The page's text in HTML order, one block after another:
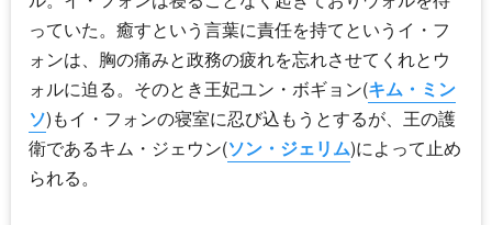
っていた。癒すという言葉に責任を持てというイ・フ
ォンは、胸の痛みと政務の疲れを忘れさせてくれとウ
ォルに迫る。そのとき王妃ユン・ボギョン(キム・ミン
ソ)もイ・フォンの寝室に忍び込もうとするが、王の護
衛であるキム・ジェウン(ソン・ジェリム)によって止め
られる。